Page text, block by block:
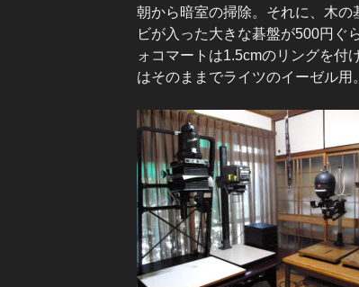
朝から暗室の掃除。それに、木
ビが入った大きな碁盤が500円ぐ
ォコマートは1.5cmのリングを付
はそのままでライツのイーゼル用。